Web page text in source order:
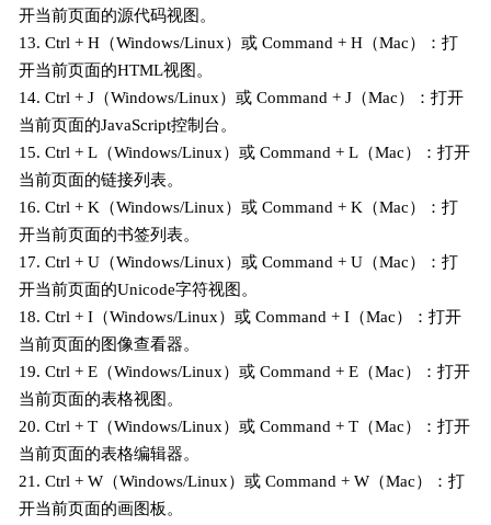
开当前页面的源代码视图。
13. Ctrl + H（Windows/Linux）或 Command + H（Mac）：打
开当前页面的HTML视图。
14. Ctrl + J（Windows/Linux）或 Command + J（Mac）：打开
当前页面的JavaScript控制台。
15. Ctrl + L（Windows/Linux）或 Command + L（Mac）：打开
当前页面的链接列表。
16. Ctrl + K（Windows/Linux）或 Command + K（Mac）：打
开当前页面的书签列表。
17. Ctrl + U（Windows/Linux）或 Command + U（Mac）：打
开当前页面的Unicode字符视图。
18. Ctrl + I（Windows/Linux）或 Command + I（Mac）：打开
当前页面的图像查看器。
19. Ctrl + E（Windows/Linux）或 Command + E（Mac）：打开
当前页面的表格视图。
20. Ctrl + T（Windows/Linux）或 Command + T（Mac）：打开
当前页面的表格编辑器。
21. Ctrl + W（Windows/Linux）或 Command + W（Mac）：打
开当前页面的画图板。